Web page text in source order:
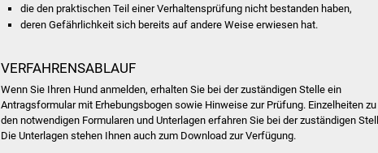
die den praktischen Teil einer Verhaltensprüfung nicht bestanden haben,
deren Gefährlichkeit sich bereits auf andere Weise erwiesen hat.
VERFAHRENSABLAUF
Wenn Sie Ihren Hund anmelden, erhalten Sie bei der zuständigen Stelle ein
Antragsformular mit Erhebungsbogen sowie Hinweise zur Prüfung. Einzelheiten zu
den notwendigen Formularen und Unterlagen erfahren Sie bei der zuständigen
Die Unterlagen stehen Ihnen auch zum Download zur Verfügung.